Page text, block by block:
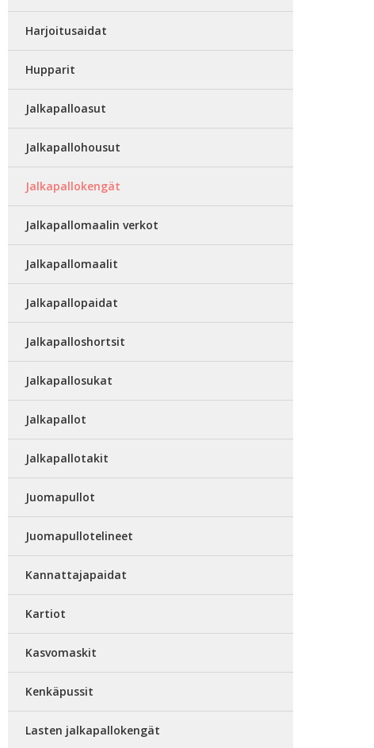
Harjoitusaidat
Hupparit
Jalkapalloasut
Jalkapallohousut
Jalkapallokengät
Jalkapallomaalin verkot
Jalkapallomaalit
Jalkapallopaidat
Jalkapalloshortsit
Jalkapallosukat
Jalkapallot
Jalkapallotakit
Juomapullot
Juomapullotelineet
Kannattajapaidat
Kartiot
Kasvomaskit
Kenkäpussit
Lasten jalkapallokengät